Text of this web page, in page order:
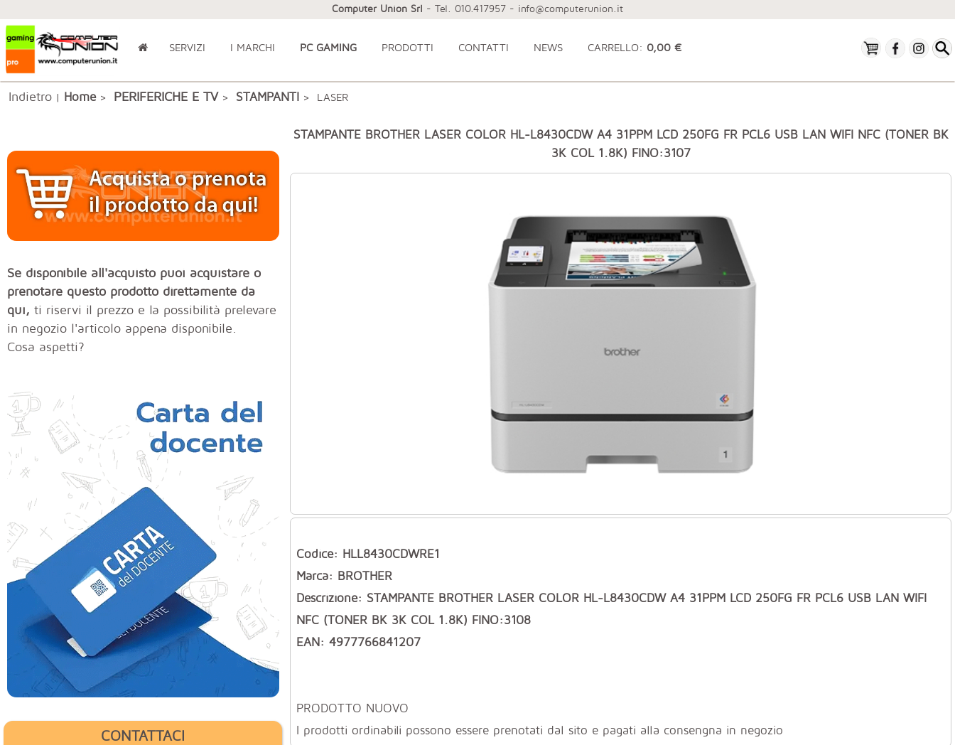
Computer Union Srl - Tel. 010.417957 - info@computerunion.it
SERVIZI I MARCHI PC GAMING PRODOTTI CONTATTI NEWS CARRELLO: 0,00 €
Indietro | Home> PERIFERICHE E TV> STAMPANTI > LASER
Se disponibile all'acquisto puoi acquistare o
prenotare questo prodotto direttamente da
qui, ti riservi il prezzo e la possibilità prelevare
in negozio l'articolo appena disponibile.
Cosa aspetti?
CONTATTACI
STAMPANTE BROTHER LASER COLOR HL-L8430CDW A4 31PPM LCD 250FG FR PCL6 USB LAN WIFI NFC (TONER BK
3K COL 1.8K) FINO:3107
Codice: HLL8430CDWRE1
Marca: BROTHER
Descrizione: STAMPANTE BROTHER LASER COLOR HL-L8430CDW A4 31PPM LCD 250FG FR PCL6 USB LAN WIFI
NFC (TONER BK 3K COL 1.8K) FINO:3108
EAN: 4977766841207
PRODOTTO NUOVO
I prodotti ordinabili possono essere prenotati dal sito e pagati alla consengna in negozio